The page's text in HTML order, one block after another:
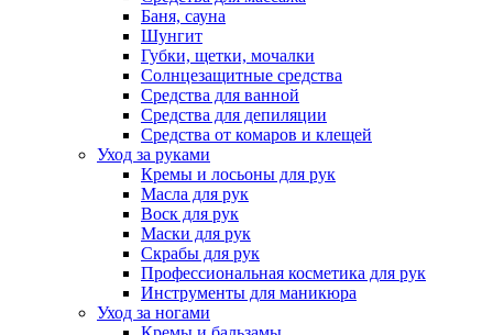
Баня, сауна
Шунгит
Губки, щетки, мочалки
Солнцезащитные средства
Средства для ванной
Средства для депиляции
Средства от комаров и клещей
Уход за руками
Кремы и лосьоны для рук
Масла для рук
Воск для рук
Маски для рук
Скрабы для рук
Профессиональная косметика для рук
Инструменты для маникюра
Уход за ногами